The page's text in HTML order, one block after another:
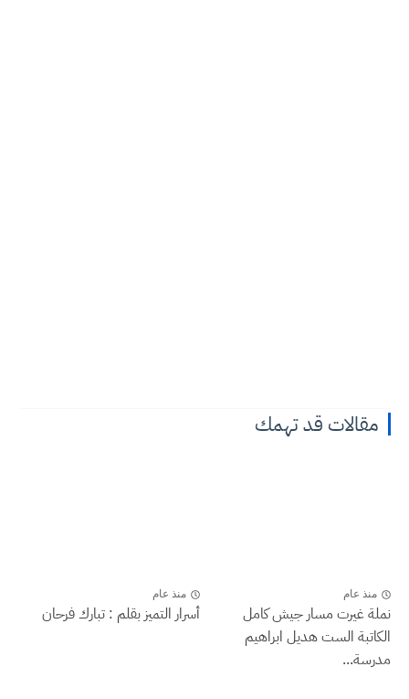
مقالات قد تهمك
منذ عام
نملة غيرت مسار جيش كامل
الكاتبة الست هديل ابراهيم
مدرسة...
منذ عام
أسرار التميز بقلم : تبارك فرحان